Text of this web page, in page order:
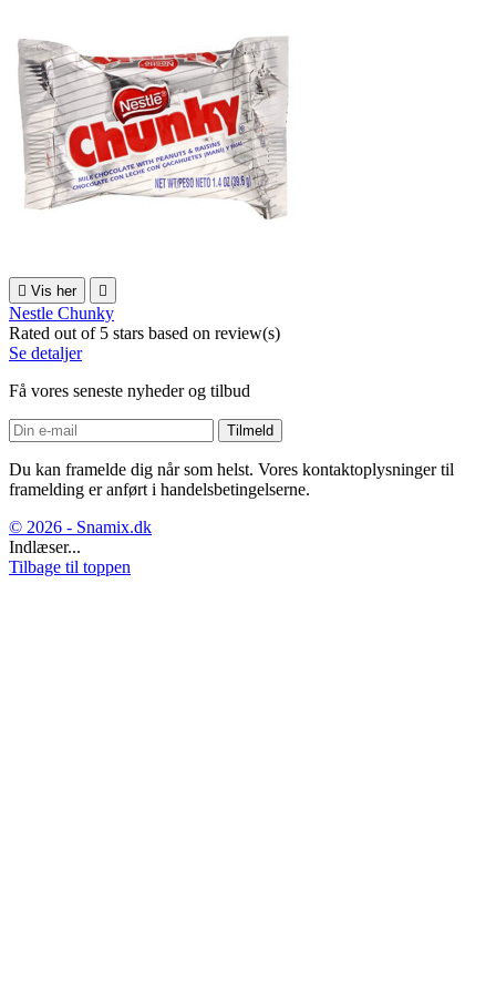
 Vis her 
Nestle Chunky
Rated out of 5 stars based on review(s)
Se detaljer
Få vores seneste nyheder og tilbud
Du kan framelde dig når som helst. Vores kontaktoplysninger til
framelding er anført i handelsbetingelserne.
© 2026 - Snamix.dk
Indlæser...
Tilbage til toppen